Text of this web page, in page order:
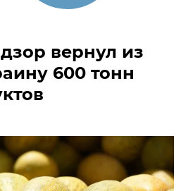
вернул из
600 тонн